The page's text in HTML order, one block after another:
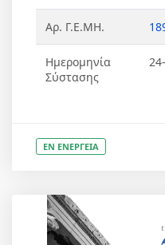
Αρ. Γ.Ε.ΜΗ.
Ημερομηνία
Σύστασης
ΕΝ ΕΝΕΡΓΕΙΑ